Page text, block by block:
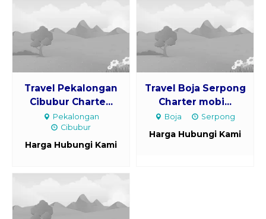
Travel Pekalongan
Cibubur Charte...
Pekalongan
Cibubur
Harga Hubungi Kami
Travel Boja Serpong
Charter mobi...
Boja Serpong
Harga Hubungi Kami